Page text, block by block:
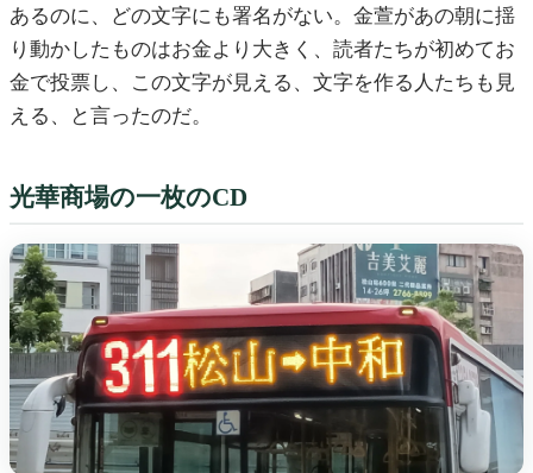
あるのに、どの文字にも署名がない。金萱があの朝に揺
り動かしたものはお金より大きく、読者たちが初めてお
金で投票し、この文字が見える、文字を作る人たちも見
える、と言ったのだ。
光華商場の一枚のCD